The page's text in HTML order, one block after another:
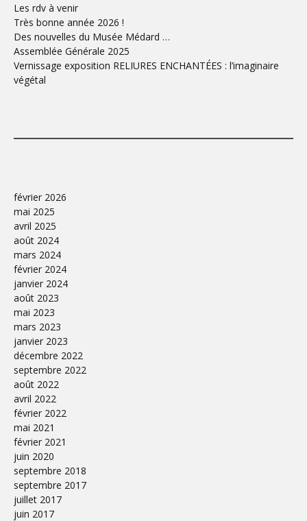
Les rdv à venir
Très bonne année 2026 !
Des nouvelles du Musée Médard …
Assemblée Générale 2025
Vernissage exposition RELIURES ENCHANTÉES : l’imaginaire
végétal
février 2026
mai 2025
avril 2025
août 2024
mars 2024
février 2024
janvier 2024
août 2023
mai 2023
mars 2023
janvier 2023
décembre 2022
septembre 2022
août 2022
avril 2022
février 2022
mai 2021
février 2021
juin 2020
septembre 2018
septembre 2017
juillet 2017
juin 2017